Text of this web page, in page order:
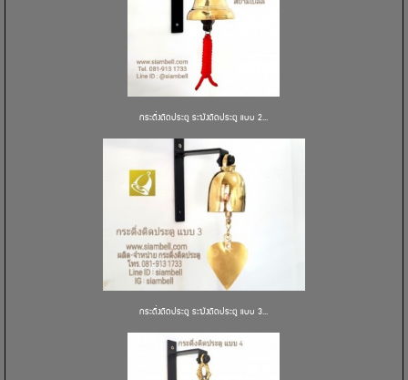
กระดิ่งติดประตู ระฆังติดประตู แบบ 2...
กระดิ่งติดประตู ระฆังติดประตู แบบ 3...